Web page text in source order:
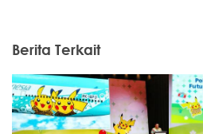
Berita Terkait